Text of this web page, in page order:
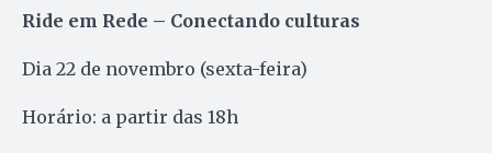
Ride em Rede – Conectando culturas
Dia 22 de novembro (sexta-feira)
Horário: a partir das 18h